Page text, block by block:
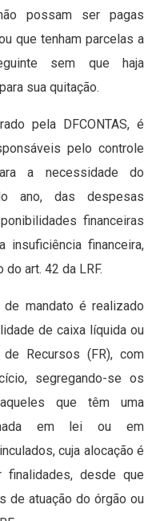
possam ser pagas
que tenham parcelas a
sem que haja
sua quitação.
pela DFCONTAS, é
pelo controle
a necessidade do
ano, das despesas
financeiras
financeira,
art. 42 da LRF.
mandato é realizado
de caixa líquida ou
Recursos (FR), com
segregando-se os
que têm uma
em lei ou em
cuja alocação é
finalidades, desde que
de atuação do órgão ou